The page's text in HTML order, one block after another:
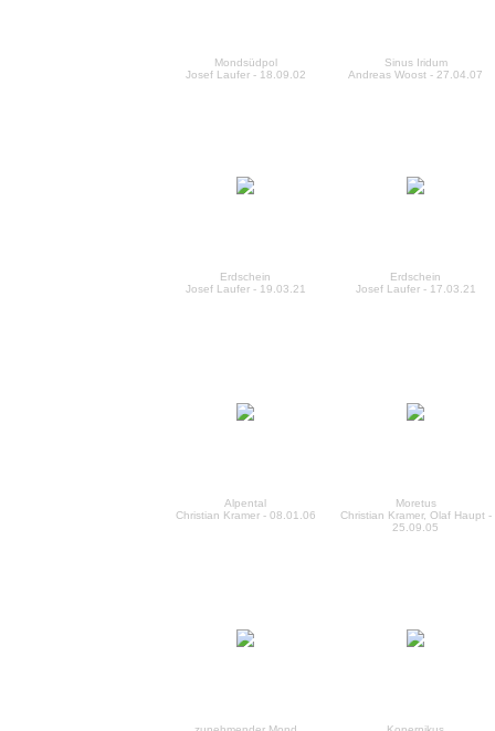
Mondsüdpol
Josef Laufer - 18.09.02
Sinus Iridum
Andreas Woost - 27.04.07
Erdschein
Josef Laufer - 19.03.21
Erdschein
Josef Laufer - 17.03.21
Alpental
Christian Kramer - 08.01.06
Moretus
Christian Kramer, Olaf Haupt -
25.09.05